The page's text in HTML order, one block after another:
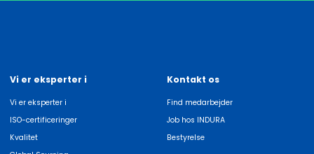
Vi er eksperter i
Vi er eksperter i
ISO-certificeringer
Kvalitet
Kontakt os
Find medarbejder
Job hos INDURA
Bestyrelse